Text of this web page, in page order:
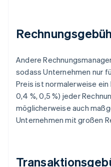
Andere
sodass Unternehmen nur
Preis ist normalerweise
0,4 %, 0,5 %) jeder
möglicherweise auch
Unternehmen mit großen